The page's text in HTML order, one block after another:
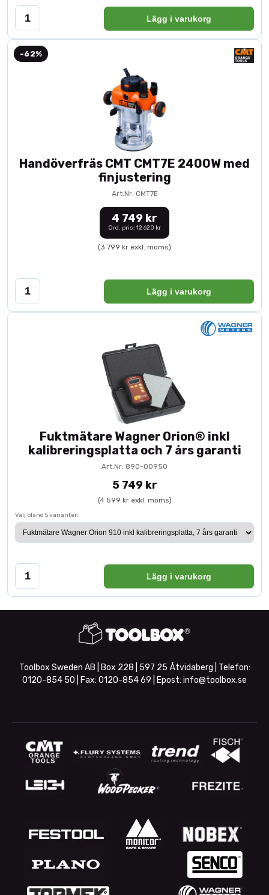
Lägg i varukorg
-62%
Handöverfräs CMT CMT7E 2400W med
finjustering
Art.Nr: CMT7E
4 749 kr
Ord. pris: 12 620 kr
(3 799 kr exkl. moms)
Lägg i varukorg
Fuktmätare Wagner Orion® inkl
kalibreringsplatta och 7 års garanti
Art.Nr: 890-00950
5 749 kr
(4 599 kr exkl. moms)
Välj bland 5 varianter:
Lägg i varukorg
Toolbox Sweden AB | Box 228 | 597 25 Åtvidaberg | Telefon:
0120-854 50 | Fax: 0120-854 69 | Epost: info@toolbox.se